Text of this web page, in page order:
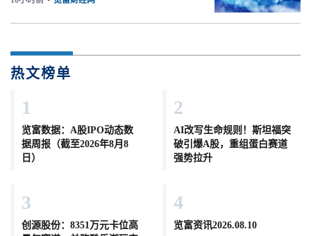
热文榜单
1
览富数据：A股IPO动态数
据周报（截至2026年8月8
日）
2
AI改写生命规则！斯坦福突
破引爆A股，重组蛋白赛道
强势拉升
3
创源股份：8351万元卡位高
4
览富资讯2026.08.10